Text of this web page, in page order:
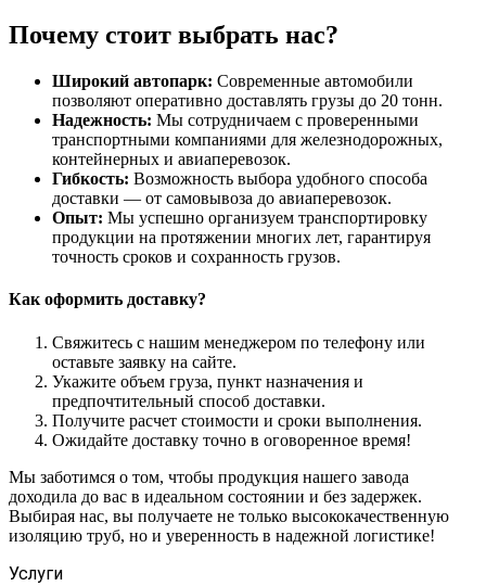
Почему стоит выбрать нас?
Широкий автопарк: Современные автомобили
позволяют оперативно доставлять грузы до 20 тонн.
Надежность: Мы сотрудничаем с проверенными
транспортными компаниями для железнодорожных,
контейнерных и авиаперевозок.
Гибкость: Возможность выбора удобного способа
доставки — от самовывоза до авиаперевозок.
Опыт: Мы успешно организуем транспортировку
продукции на протяжении многих лет, гарантируя
точность сроков и сохранность грузов.
Как оформить доставку?
Свяжитесь с нашим менеджером по телефону или
оставьте заявку на сайте.
Укажите объем груза, пункт назначения и
предпочтительный способ доставки.
Получите расчет стоимости и сроки выполнения.
Ожидайте доставку точно в оговоренное время!
Мы заботимся о том, чтобы продукция нашего завода
доходила до вас в идеальном состоянии и без задержек.
Выбирая нас, вы получаете не только высококачественную
изоляцию труб, но и уверенность в надежной логистике!
Услуги